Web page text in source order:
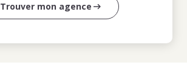
Trouver mon agence